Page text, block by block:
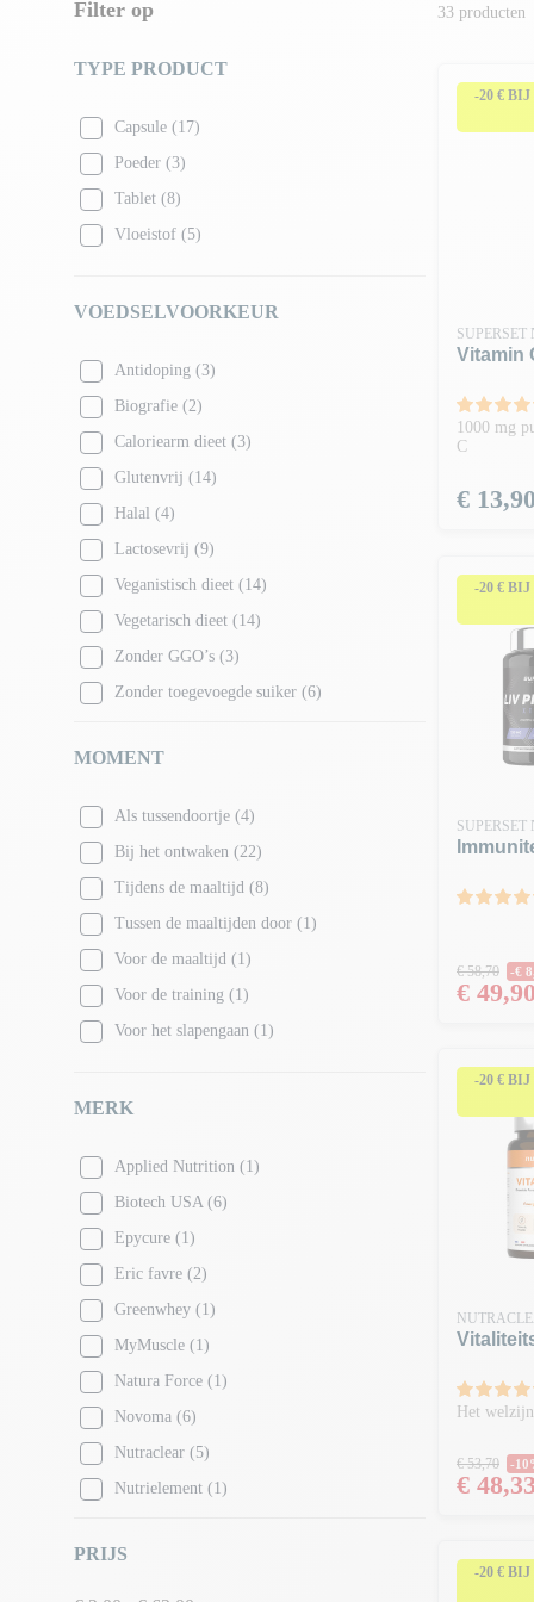
Filter op
TYPE PRODUCT
Capsule (17)
Poeder (3)
Tablet (8)
Vloeistof (5)
VOEDSELVOORKEUR
Antidoping (3)
Biografie (2)
Caloriearm dieet (3)
Glutenvrij (14)
Halal (4)
Lactosevrij (9)
Veganistisch dieet (14)
Vegetarisch dieet (14)
Zonder GGO’s (3)
Zonder toegevoegde suiker (6)
MOMENT
Als tussendoortje (4)
Bij het ontwaken (22)
Tijdens de maaltijd (8)
Tussen de maaltijden door (1)
Voor de maaltijd (1)
Voor de training (1)
Voor het slapengaan (1)
MERK
Applied Nutrition (1)
Biotech USA (6)
Epycure (1)
Eric favre (2)
Greenwhey (1)
MyMuscle (1)
Natura Force (1)
Novoma (6)
Nutraclear (5)
Nutrielement (1)
Superset Nutrition
Vitamin Well
PRIJS
33 producten
-20 € BIJ
SUPERSET
Vitamin
1000 mg
C
Prijs
€ 13,90
-20 € BIJ
SUPERSET
€ 58,70 -€
Prijs
€ 49,90
-20 € BIJ
Het
€ 53,70 -
Prijs
€ 48,33
-20 € BIJ